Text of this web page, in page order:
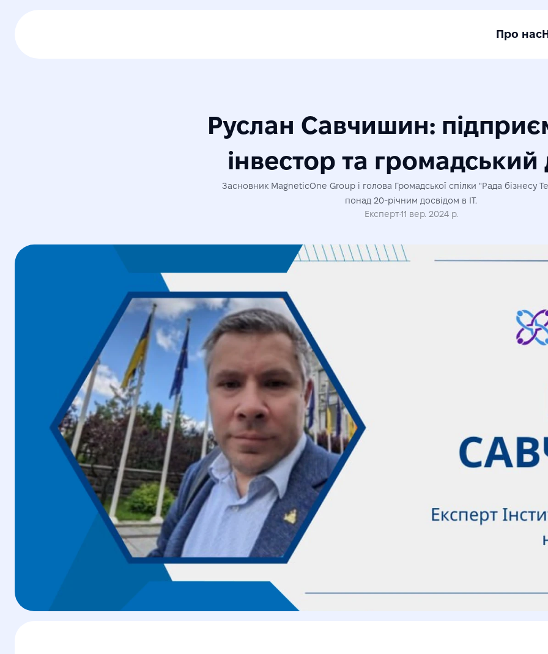
Про нас
Руслан Савчишин:
інвестор та громадський
Засновник MagneticOne Group і голова Громадської спілки "Рада бізнесу
понад 20-річним досвідом в IT.
Експерт·11 вер. 2024 р.